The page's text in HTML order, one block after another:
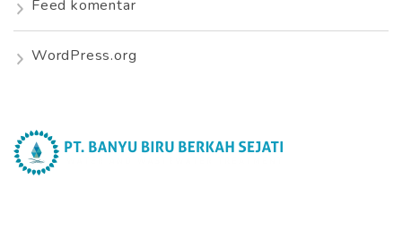
Feed komentar
WordPress.org